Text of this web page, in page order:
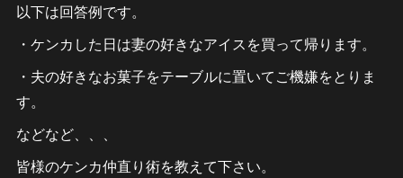
以下は回答例です。
・ケンカした日は妻の好きなアイスを買って帰ります。
・夫の好きなお菓子をテーブルに置いてご機嫌をとりま
す。
などなど、、、
皆様のケンカ仲直り術を教えて下さい。